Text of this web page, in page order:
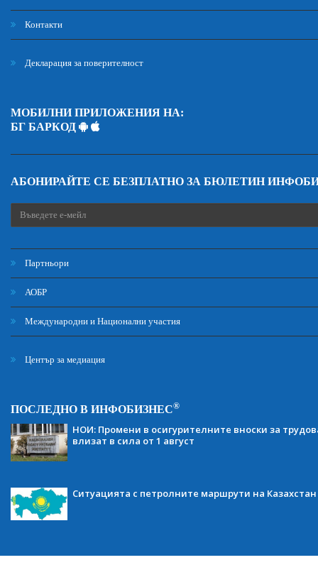
Контакти
Декларация за поверителност
МОБИЛНИ ПРИЛОЖЕНИЯ НА:
БГ БАРКОД
АБОНИРАЙТЕ СЕ БЕЗПЛАТНО ЗА БЮЛЕТИН
Партньори
АОБР
Международни и Национални участия
Център за медиация
ПОСЛЕДНО В ИНФОБИЗНЕС®
НОИ: Промени в осигурителните вноски за
влизат в сила от 1 август
Ситуацията с петролните маршрути на Казахстан